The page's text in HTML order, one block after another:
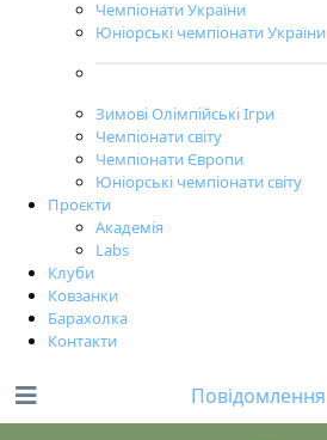
Чемпіонати України
Юніорські чемпіонати України
Зимові Олімпійські Ігри
Чемпіонати світу
Чемпіонати Європи
Юніорські чемпіонати світу
Проєкти
Академія
Labs
Клуби
Ковзанки
Барахолка
Контакти
Повідомлення